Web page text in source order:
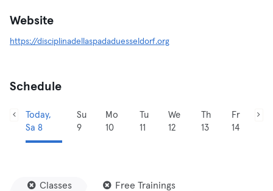
Website
https://disciplinadellaspadaduesseldorf.org
Schedule
Today,
Sa 8
Su
9
Mo
10
Tu
11
We
12
Th
13
Fr
14
Classes Free Trainings